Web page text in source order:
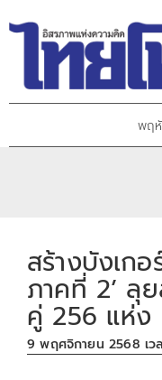
พฤ
สร้างบังเก
ภาคที่ 2’ ลุ
คู่ 256 แห่ง
9 พฤศจิกายน 2568 เว